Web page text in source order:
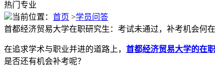
热门专业
当前位置： 首页 >学员问答
首都经济贸易大学在职研究生：考试未通过，补考机会何在
在追求学术与职业并进的道路上， 首都经济贸易大学的在
是否还有机会补考呢？